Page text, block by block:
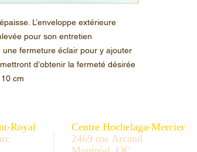
L’enveloppe extérieure
pour son entretien
fermeture éclair pour y ajouter
d’obtenir la fermeté désirée
cm
Royal
Centre Hochelaga-Mercier
2469 rue Arcand